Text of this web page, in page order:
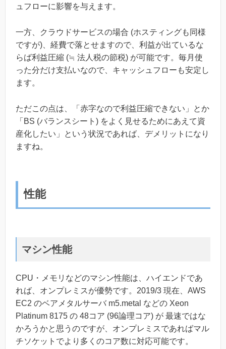
ュフローに影響を与えます。
一方、クラウドサービスの場合 (ホスティングも同様
ですが)、経費で落とせますので、利益が出ているな
らば利益圧縮 (≒ 法人税の節税) が可能です。毎月使
った分だけ支払いなので、キャッシュフローも安定し
ます。
ただこの点は、「赤字なので利益圧縮できない」とか
「BS (バランスシート) をよく見せるためにあえて資
産化したい」という状況であれば、デメリットになり
ますね。
性能
マシン性能
CPU・メモリなどのマシン性能は、ハイエンドであ
れば、オンプレミスが優勢です。2019/3 現在、AWS
EC2 のベアメタルサーバ m5.metal などの Xeon
Platinum 8175 の 48コア (96論理コア) が 最速ではな
かろうかと思うのですが、オンプレミスであればマル
チソケットでより多くのコア数に対応可能です。